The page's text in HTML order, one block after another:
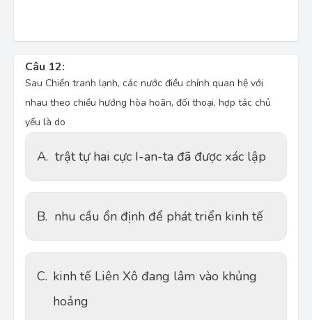
Câu 12:
Sau Chiến tranh lạnh, các nước điều chỉnh quan hệ với
nhau theo chiều hướng hòa hoãn, đối thoại, hợp tác chủ
yếu là do
A. trật tự hai cực I-an-ta đã được xác lập
B. nhu cầu ổn định để phát triển kinh tế
C. kinh tế Liên Xô đang lâm vào khủng
hoảng